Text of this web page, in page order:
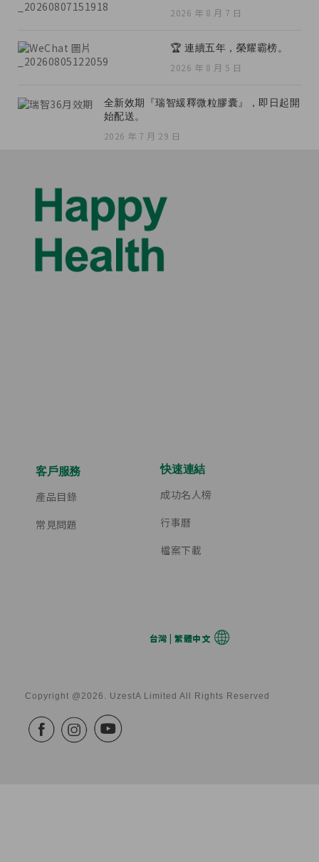
2026 年 8 月 7 日
🏆 連續五年，榮耀霸榜。
2026 年 8 月 5 日
全新效期『瑞智緩釋微粒膠囊』，即日起開
始配送。
2026 年 7 月 29 日
客戶服務
產品目錄
常見問題
快速連結
成功名人榜
行事曆
檔案下載
台灣 | 繁體中文
Copyright @2026. UzestA Limited All Rights Reserved